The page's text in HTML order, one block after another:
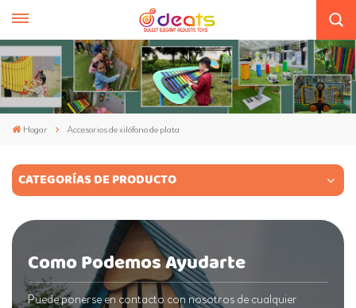
Hogar Accesorios de xilófono de plata
CATEGORÍAS DE PRODUCTO
Como Podemos Ayudarte
Puede ponerse en contacto con nosotros de cualquier